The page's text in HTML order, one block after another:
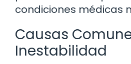
condiciones médicas
Causas
Inestabilidad